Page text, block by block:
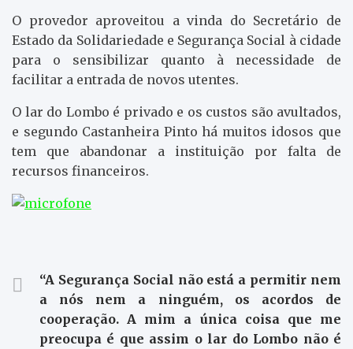
O provedor aproveitou a vinda do Secretário de
Estado da Solidariedade e Segurança Social à cidade
para o sensibilizar quanto à necessidade de
facilitar a entrada de novos utentes.
O lar do Lombo é privado e os custos são avultados,
e segundo Castanheira Pinto há muitos idosos que
tem que abandonar a instituição por falta de
recursos financeiros.
“A Segurança Social não está a permitir nem
a nós nem a ninguém, os acordos de
cooperação. A mim a única coisa que me
preocupa é que assim o lar do Lombo não é